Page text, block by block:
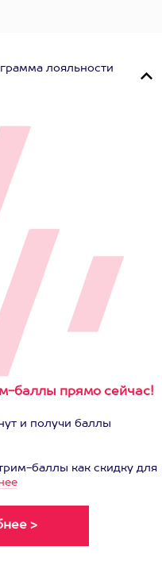
лояльности
баллы прямо сейчас!
и получи баллы
баллы как скидку для